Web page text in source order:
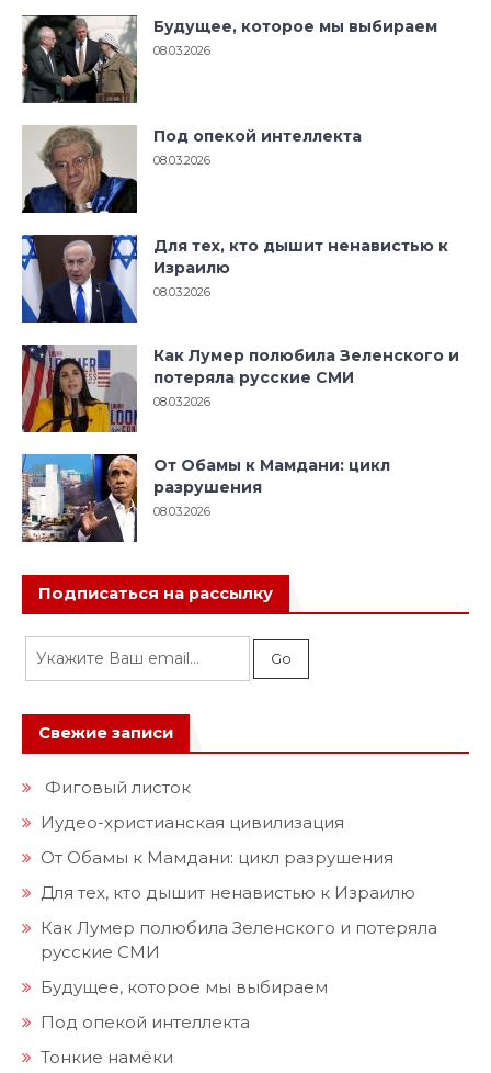
Будущее, которое мы выбираем
08.03.2026
Под опекой интеллекта
08.03.2026
Для тех, кто дышит ненавистью к
Израилю
08.03.2026
Как Лумер полюбила Зеленского и
потеряла русские СМИ
08.03.2026
От Обамы к Мамдани: цикл
разрушения
08.03.2026
Подписаться на рассылку
Свежие записи
Фиговый листок
Иудео-христианская цивилизация
От Обамы к Мамдани: цикл разрушения
Для тех, кто дышит ненавистью к Израилю
Как Лумер полюбила Зеленского и потеряла
русские СМИ
Будущее, которое мы выбираем
Под опекой интеллекта
Тонкие намёки